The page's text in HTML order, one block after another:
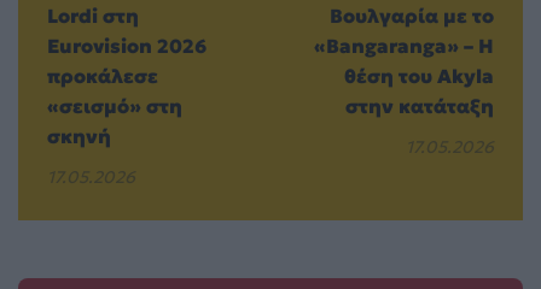
Lordi στη
Eurovision 2026
προκάλεσε
«σεισμό» στη
σκηνή
17.05.2026
Βουλγαρία με το
«Bangaranga» – Η
θέση του Akyla
στην κατάταξη
17.05.2026